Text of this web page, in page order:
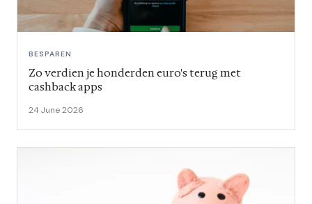
BESPAREN
Zo verdien je honderden euro's terug met
cashback apps
24 June 2026